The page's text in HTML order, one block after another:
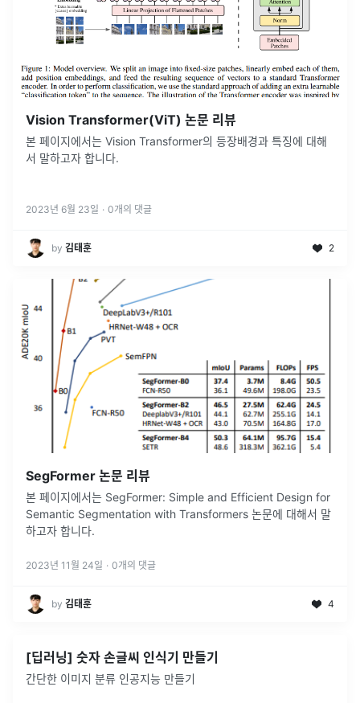
Vision Transformer(ViT) 논문 리뷰
본 페이지에서는 Vision Transformer의 등장배경과 특징에 대해
서 말하고자 합니다.
2023년 6월 23일 · 0개의 댓글
by 김태훈 2
SegFormer 논문 리뷰
본 페이지에서는 SegFormer: Simple and Efficient Design for
Semantic Segmentation with Transformers 논문에 대해서 말
하고자 합니다.
2023년 11월 24일 · 0개의 댓글
by 김태훈 4
[딥러닝] 숫자 손글씨 인식기 만들기
간단한 이미지 분류 인공지능 만들기